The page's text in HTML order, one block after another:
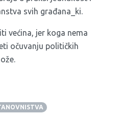
svih građana_ki.
većina, jer koga nema
očuvanju političkih